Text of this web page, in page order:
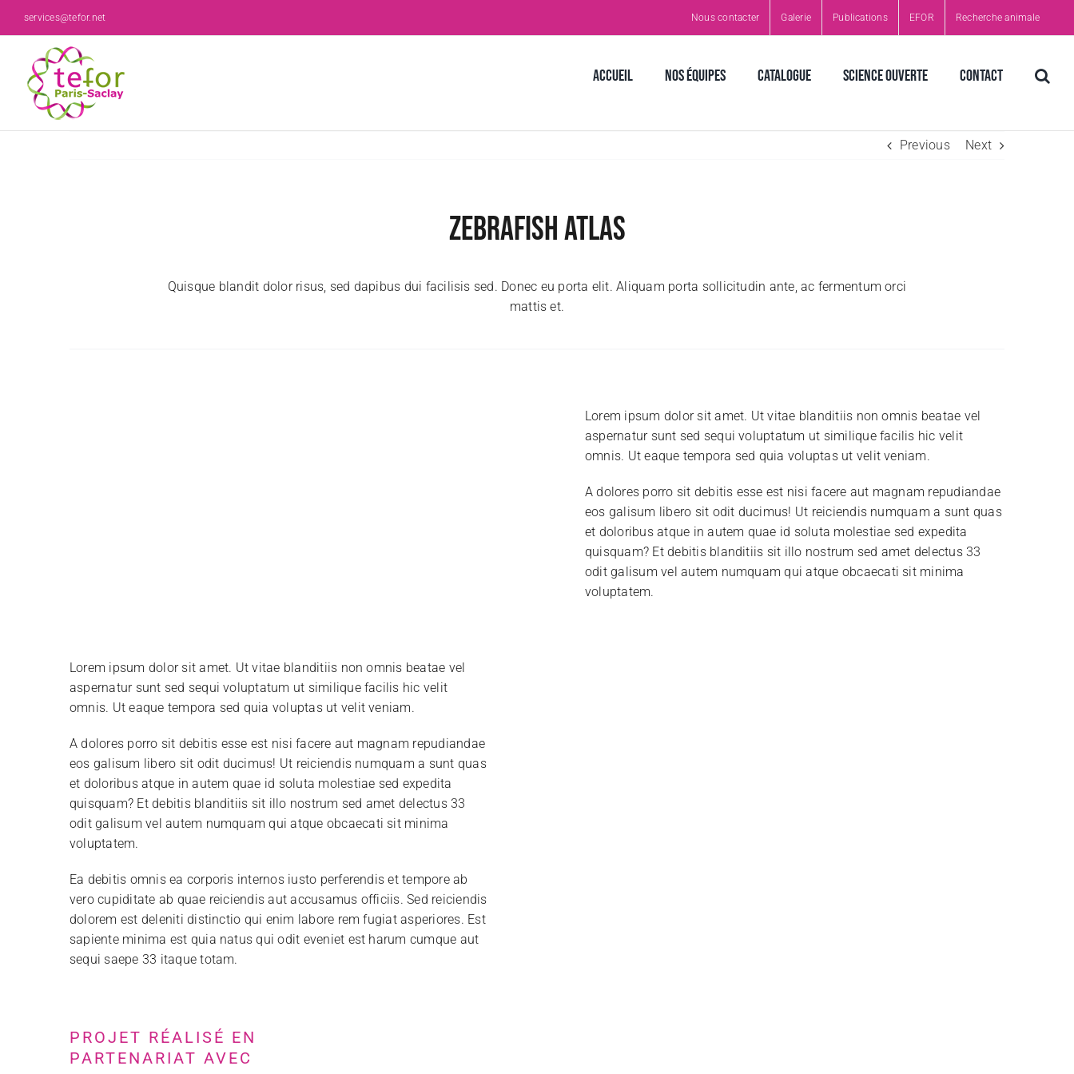
services@tefor.net Nous contacter Galerie Publications EFOR Recherche animale
Accueil Nos Équipes CATALOGUE Science ouverte Contact
Previous Next
Zebrafish Atlas
Quisque blandit dolor risus, sed dapibus dui facilisis sed. Donec eu porta elit. Aliquam porta sollicitudin ante, ac fermentum orci
mattis et.
Lorem ipsum dolor sit amet. Ut vitae blanditiis non omnis beatae vel
aspernatur sunt sed sequi voluptatum ut similique facilis hic velit
omnis. Ut eaque tempora sed quia voluptas ut velit veniam.
A dolores porro sit debitis esse est nisi facere aut magnam repudiandae
eos galisum libero sit odit ducimus! Ut reiciendis numquam a sunt quas
et doloribus atque in autem quae id soluta molestiae sed expedita
quisquam? Et debitis blanditiis sit illo nostrum sed amet delectus 33
odit galisum vel autem numquam qui atque obcaecati sit minima
voluptatem.
Lorem ipsum dolor sit amet. Ut vitae blanditiis non omnis beatae vel
aspernatur sunt sed sequi voluptatum ut similique facilis hic velit
omnis. Ut eaque tempora sed quia voluptas ut velit veniam.
A dolores porro sit debitis esse est nisi facere aut magnam repudiandae
eos galisum libero sit odit ducimus! Ut reiciendis numquam a sunt quas
et doloribus atque in autem quae id soluta molestiae sed expedita
quisquam? Et debitis blanditiis sit illo nostrum sed amet delectus 33
odit galisum vel autem numquam qui atque obcaecati sit minima
voluptatem.
Ea debitis omnis ea corporis internos iusto perferendis et tempore ab
vero cupiditate ab quae reiciendis aut accusamus officiis. Sed reiciendis
dolorem est deleniti distinctio qui enim labore rem fugiat asperiores. Est
sapiente minima est quia natus qui odit eveniet est harum cumque aut
sequi saepe 33 itaque totam.
PROJET RÉALISÉ EN
PARTENARIAT AVEC